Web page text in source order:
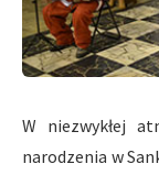
W niezwykłej
narodzenia w